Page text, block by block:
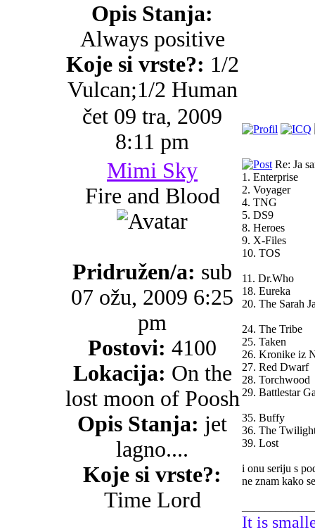
Opis Stanja:
Always positive
Koje si vrste?: 1/2
Vulcan;1/2 Human
čet 09 tra, 2009
8:11 pm
Mimi Sky
Fire and Blood
Pridružen/a: sub
07 ožu, 2009 6:25
pm
Postovi: 4100
Lokacija: On the
lost moon of Poosh
Opis Stanja: jet
lagno....
Koje si vrste?:
Time Lord
Re: Ja
1. Enterprise
2. Voyager
4. TNG
5. DS9
8. Heroes
9. X-Files
10. TOS
11. Dr.Who
18. Eureka
20. The Sarah
24. The Tribe
25. Taken
26. Kronike iz
27. Red Dwarf
28. Torchwood
29. Battlestar
35. Buffy
36. The
39. Lost
i onu seriju s
ne znam kako
It is